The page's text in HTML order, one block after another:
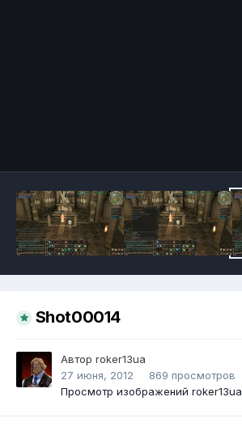
Shot00014
Автор roker13ua
27 июня, 2012
869 просмотров
Просмотр изображений roker13ua